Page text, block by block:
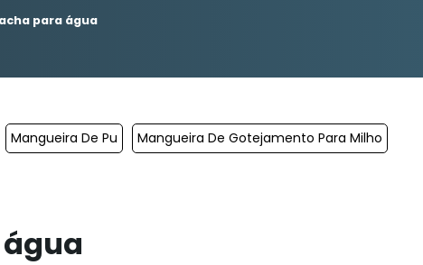
para água
Mangueira De Pu Mangueira De Gotejamento Para Milho